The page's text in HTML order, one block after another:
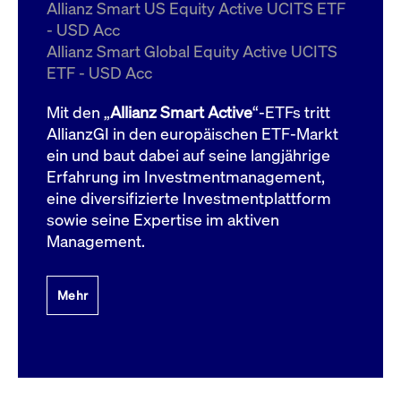
Allianz Smart US Equity Active UCITS ETF
- USD Acc
Allianz Smart Global Equity Active UCITS
ETF - USD Acc
Mit den „Allianz Smart Active“-ETFs tritt
AllianzGI in den europäischen ETF-Markt
ein und baut dabei auf seine langjährige
Erfahrung im Investmentmanagement,
eine diversifizierte Investmentplattform
sowie seine Expertise im aktiven
Management.
Mehr
ApplicationGatewayAffinityCORS
boerse.com
Domain
bis